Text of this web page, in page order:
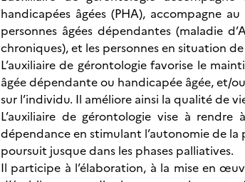
handicapées âgées (PHA), accompagne
personnes âgées dépendantes (maladie
chroniques), et les personnes en situation
L’auxiliaire de gérontologie favorise le
âgée dépendante ou handicapée âgée, et/
sur l’individu. Il améliore ainsi la qualité de
L’auxiliaire de gérontologie vise à
dépendance en stimulant l’autonomie de la
poursuit jusque dans les phases palliatives.
Il participe à l’élaboration, à la mise en